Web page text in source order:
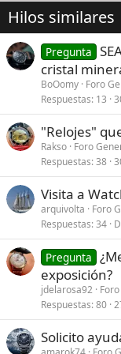
Hilos similares
Pregunta
cristal
BoOomy Foro
Respuestas 13
"Relojes"
Rakso Foro
Respuestas 38
Visita a
arquivolta
Foro
Respuestas 34
Pregunta
exposición?
jdelarosa92
Respuestas 80
Solicito